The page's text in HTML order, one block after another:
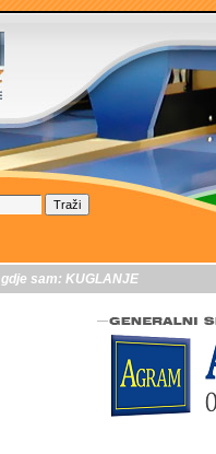
gdje sam: KUGLANJE